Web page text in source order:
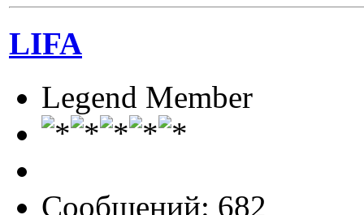
LIFA
Legend Member
Сообщений: 682